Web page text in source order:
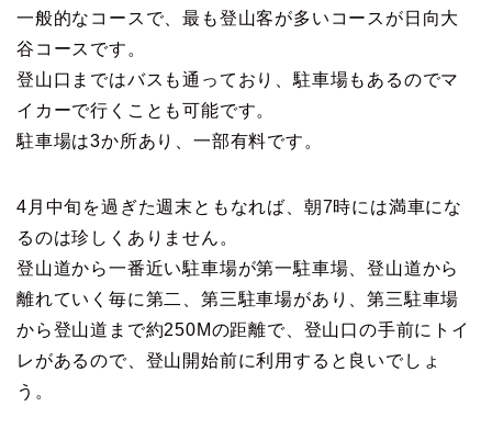
一般的なコースで、最も登山客が多いコースが日向大
谷コースです。
登山口まではバスも通っており、駐車場もあるのでマ
イカーで行くことも可能です。
駐車場は3か所あり、一部有料です。
4月中旬を過ぎた週末ともなれば、朝7時には満車にな
るのは珍しくありません。
登山道から一番近い駐車場が第一駐車場、登山道から
離れていく毎に第二、第三駐車場があり、第三駐車場
から登山道まで約250Mの距離で、登山口の手前にトイ
レがあるので、登山開始前に利用すると良いでしょ
う。